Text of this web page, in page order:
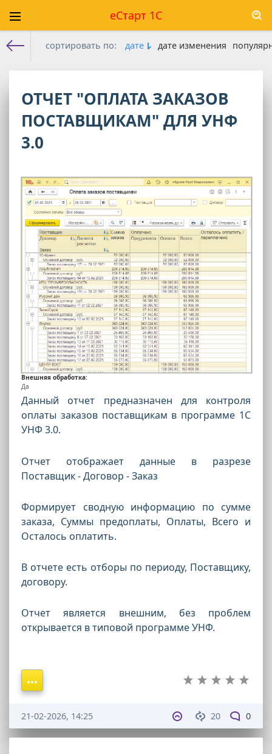
еСтарт 1С
сортировать по: дате дате изменения
ОТЧЕТ "ОПЛАТА ЗАКАЗОВ
ПОСТАВЩИКАМ" ДЛЯ УНФ
3.0
Внешняя обработка:
Да
Данный отчет предназначен для контроля
оплаты заказов поставщикам в программе 1С
УНФ 3.0.
Отчет отображает данные в разрезе
Поставщик - Договор - Заказ
Формирует сводную информацию по сумме
заказа, Суммы предоплаты, Оплаты, Всего и
Осталось оплатить.
В отчете есть отборы по периоду, Поставщику,
договору.
Отчет является внешним, без проблем
открывается в типовой программе УНФ.
20 0
21-02-2026, 14:25